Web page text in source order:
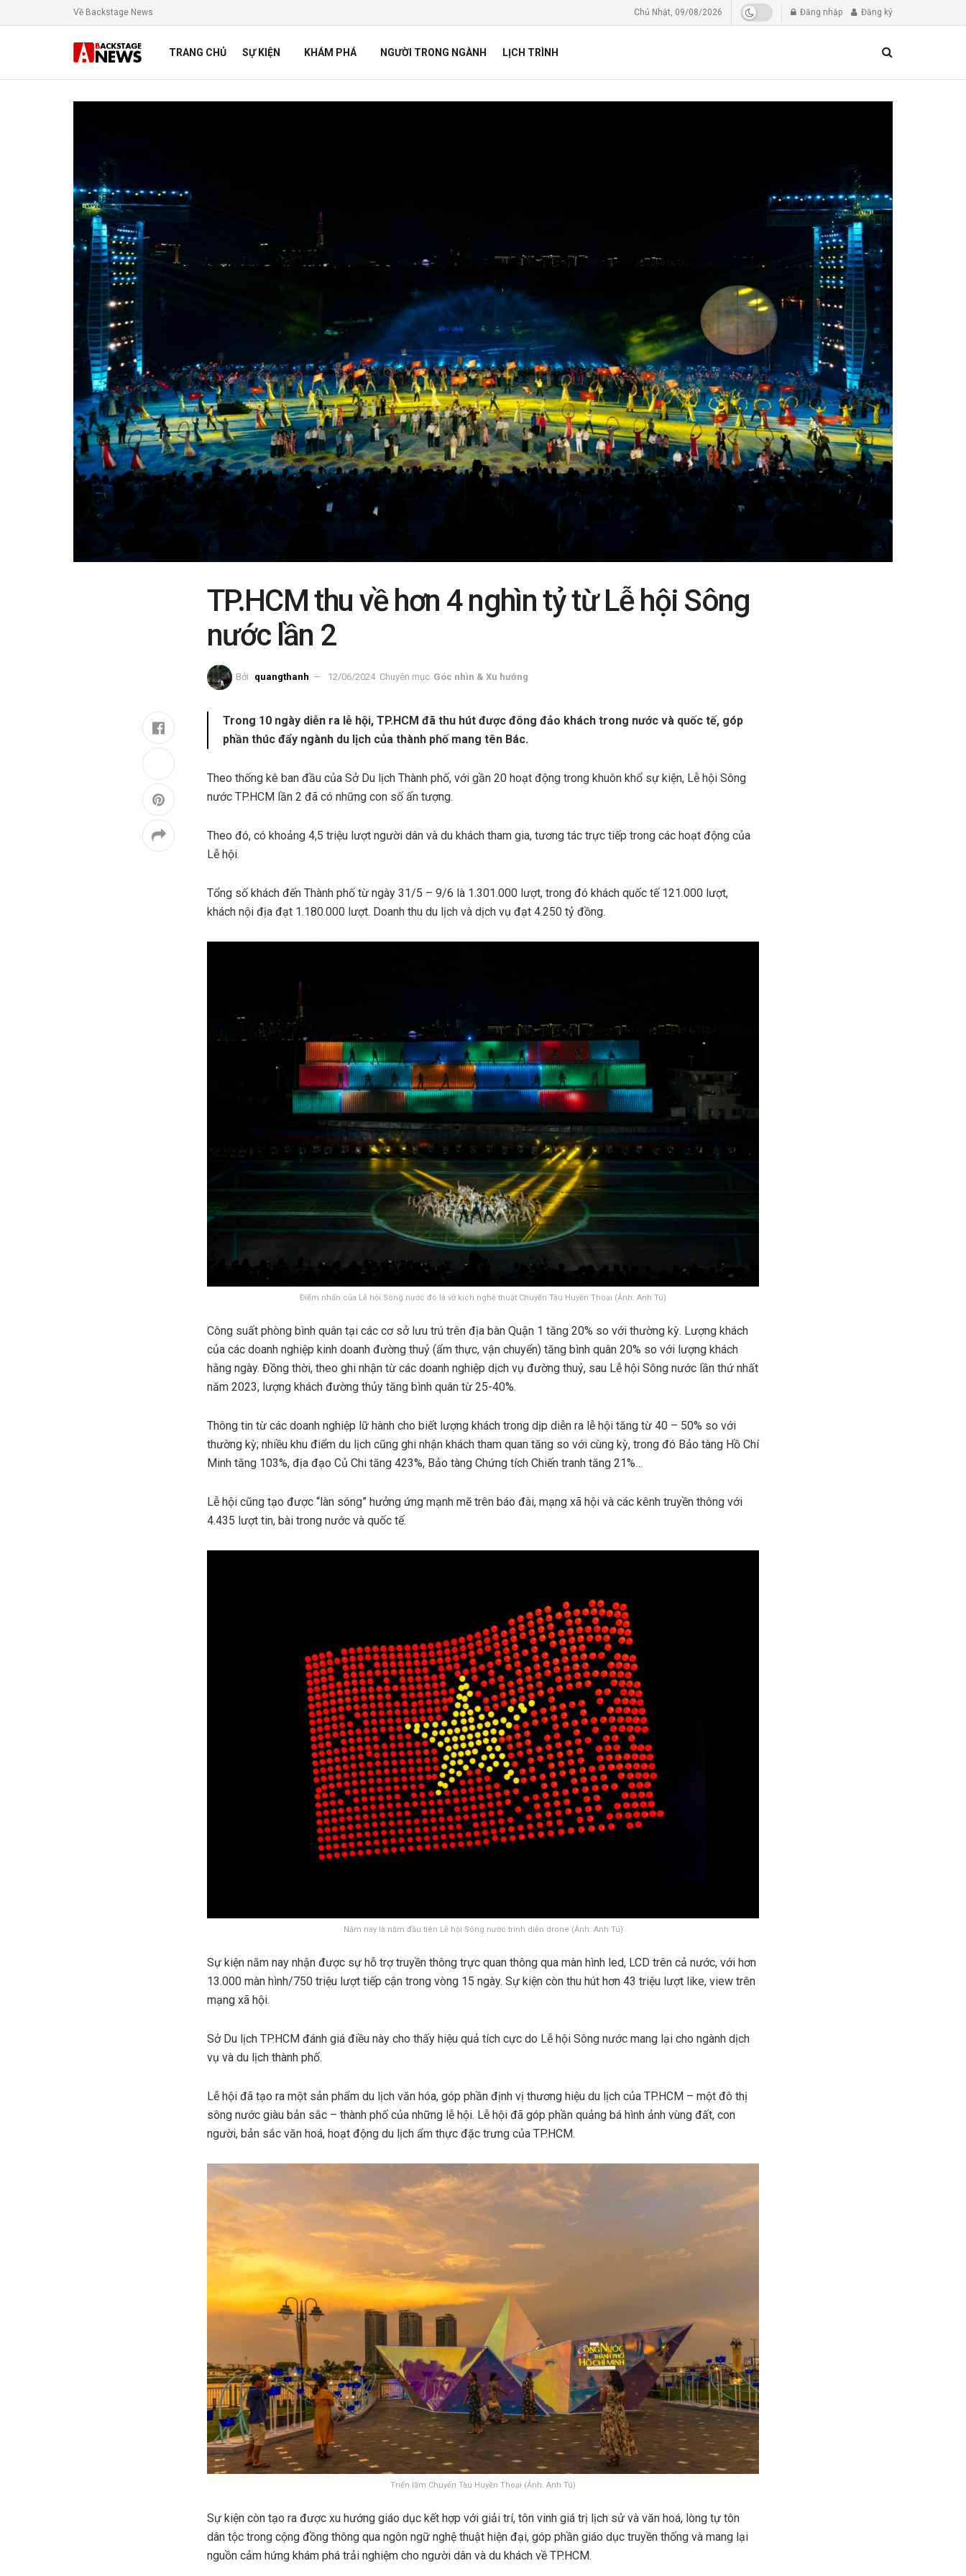
Về Backstage News Chủ Nhật, 09/08/2026 Đăng nhập Đăng ký
TRANG CHỦ SỰ KIỆN KHÁM PHÁ NGƯỜI TRONG NGÀNH LỊCH TRÌNH
TP.HCM thu về hơn 4 nghìn tỷ từ Lễ hội Sông
nước lần 2
Bởi quangthanh 12/06/2024 Chuyên mục Góc nhìn & Xu hướng
Trong 10 ngày diễn ra lễ hội, TP.HCM đã thu hút được đông đảo khách trong nước và quốc tế, góp
phần thúc đẩy ngành du lịch của thành phố mang tên Bác.
Theo thống kê ban đầu của Sở Du lịch Thành phố, với gần 20 hoạt động trong khuôn khổ sự kiện, Lễ hội Sông
nước TP.HCM lần 2 đã có những con số ấn tượng.
Theo đó, có khoảng 4,5 triệu lượt người dân và du khách tham gia, tương tác trực tiếp trong các hoạt động của
Lễ hội.
Tổng số khách đến Thành phố từ ngày 31/5 – 9/6 là 1.301.000 lượt, trong đó khách quốc tế 121.000 lượt,
khách nội địa đạt 1.180.000 lượt. Doanh thu du lịch và dịch vụ đạt 4.250 tỷ đồng.
Điểm nhấn của Lễ hội Sông nước đó là vở kịch nghệ thuật Chuyến Tàu Huyền Thoại (Ảnh: Anh Tú)
Công suất phòng bình quân tại các cơ sở lưu trú trên địa bàn Quận 1 tăng 20% so với thường kỳ. Lượng khách
của các doanh nghiệp kinh doanh đường thuỷ (ẩm thực, vận chuyển) tăng bình quân 20% so với lượng khách
hằng ngày. Đồng thời, theo ghi nhận từ các doanh nghiệp dịch vụ đường thuỷ, sau Lễ hội Sông nước lần thứ nhất
năm 2023, lượng khách đường thủy tăng bình quân từ 25-40%.
Thông tin từ các doanh nghiệp lữ hành cho biết lượng khách trong dịp diễn ra lễ hội tăng từ 40 – 50% so với
thường kỳ; nhiều khu điểm du lịch cũng ghi nhận khách tham quan tăng so với cùng kỳ, trong đó Bảo tàng Hồ Chí
Minh tăng 103%, địa đạo Củ Chi tăng 423%, Bảo tàng Chứng tích Chiến tranh tăng 21%…
Lễ hội cũng tạo được “làn sóng” hưởng ứng mạnh mẽ trên báo đài, mạng xã hội và các kênh truyền thông với
4.435 lượt tin, bài trong nước và quốc tế.
Năm nay là năm đầu tiên Lễ hội Sông nước trình diễn drone (Ảnh: Anh Tú)
Sự kiện năm nay nhận được sự hỗ trợ truyền thông trực quan thông qua màn hình led, LCD trên cả nước, với hơn
13.000 màn hình/750 triệu lượt tiếp cận trong vòng 15 ngày. Sự kiện còn thu hút hơn 43 triệu lượt like, view trên
mạng xã hội.
Sở Du lịch TP.HCM đánh giá điều này cho thấy hiệu quả tích cực do Lễ hội Sông nước mang lại cho ngành dịch
vụ và du lịch thành phố.
Lễ hội đã tạo ra một sản phẩm du lịch văn hóa, góp phần định vị thương hiệu du lịch của TP.HCM – một đô thị
sông nước giàu bản sắc – thành phố của những lễ hội. Lễ hội đã góp phần quảng bá hình ảnh vùng đất, con
người, bản sắc văn hoá, hoạt động du lịch ẩm thực đặc trưng của TP.HCM.
Triển lãm Chuyến Tàu Huyền Thoại (Ảnh: Anh Tú)
Sự kiện còn tạo ra được xu hướng giáo dục kết hợp với giải trí, tôn vinh giá trị lịch sử và văn hoá, lòng tự tôn
dân tộc trong cộng đồng thông qua ngôn ngữ nghệ thuật hiện đại, góp phần giáo dục truyền thống và mang lại
nguồn cảm hứng khám phá trải nghiệm cho người dân và du khách về TP.HCM.